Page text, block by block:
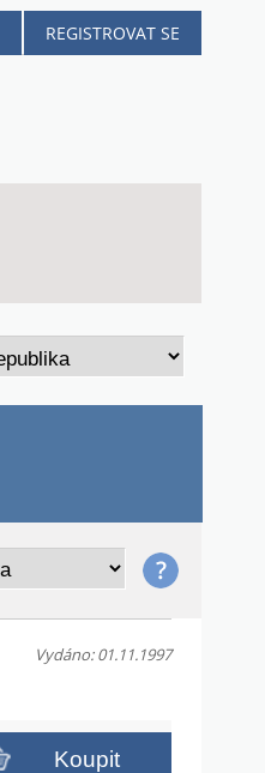
REGISTROVAT SE
Vydáno: 01.11.1997
Koupit